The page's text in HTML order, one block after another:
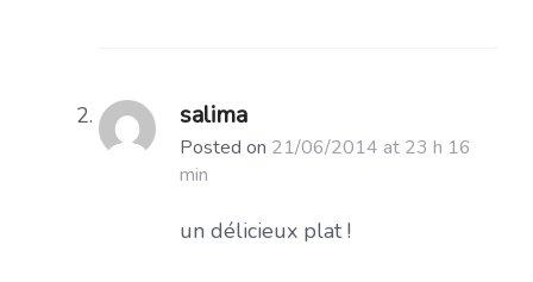
salima
Posted on 21/06/2014 at 23 h 16
min
un délicieux plat !